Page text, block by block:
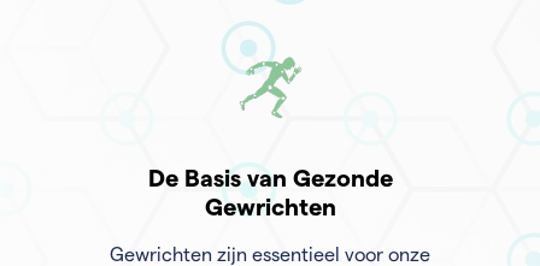
De Basis van Gezonde
Gewrichten
Gewrichten zijn essentieel voor onze